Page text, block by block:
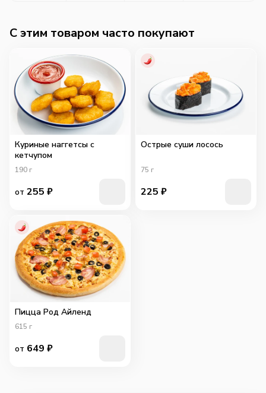
C этим товаром часто покупают
Куриные наггетсы с
кетчупом
190 г
от 255 ₽
Острые суши лосось
75 г
225 ₽
Пицца Род Айленд
615 г
от 649 ₽